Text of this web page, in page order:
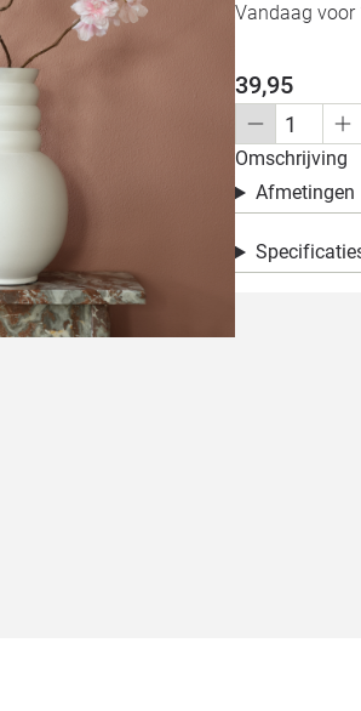
Vandaag voor
39,95
Omschrijving
Afmetingen